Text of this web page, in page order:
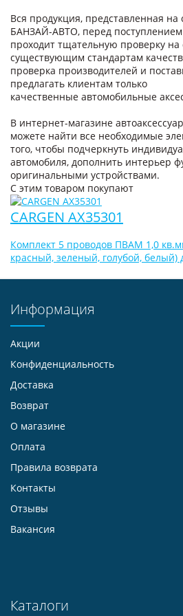
Вся продукция, представленная на
БАНЗАЙ-АВТО, перед
проходит тщательную проверку на
существующим стандартам
проверка производителей и
предлагать клиентам только
качественные автомобильные
В интернет-магазине
можете найти все необходимые
того, чтобы подчеркнуть
автомобиля, дополнить интерьер
оригинальными устройствами.
С этим товаром покупают
CARGEN AX35301
Комплект 5 проводов ПВАМ 1,0
красный, зеленый, голубой, белый)
Информация
Акции
Конфиденциальность
Доставка
Возврат
О магазине
Оплата
Правила возврата
Контакты
Отзывы
Вакансия
Каталоги